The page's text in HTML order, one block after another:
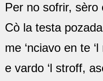
Per no sofrir, sèro
Cò la testa
me ‘nciavo en te
e vardo ‘l stroff,